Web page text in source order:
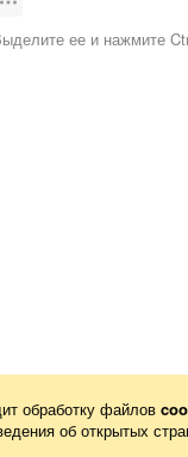
ее и нажмите
обработку файлов
об открытых